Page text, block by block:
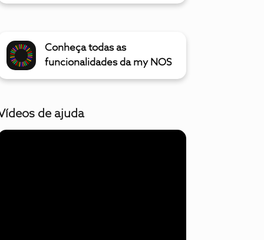
Conheça todas as
funcionalidades da my NOS
de ajuda